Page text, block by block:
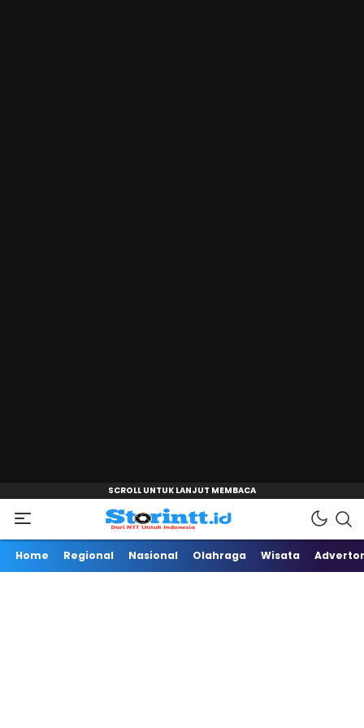
"
Storintt
Dari NTT Untuk Indonesia
Home Regional Nasional Olahraga Wisata